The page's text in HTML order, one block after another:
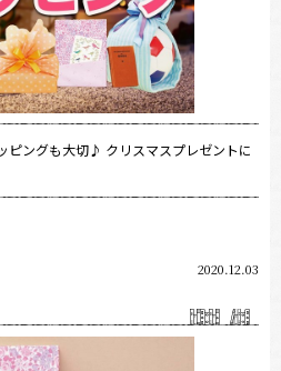
ピングも大切♪ クリスマスプレゼントに
2020.12.03